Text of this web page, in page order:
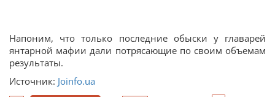
Напоним, что только последние обыски у главарей
янтарной мафии дали потрясающие по своим объемам
результаты.
Источник: Joinfo.ua